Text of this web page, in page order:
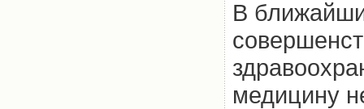
В
медицину